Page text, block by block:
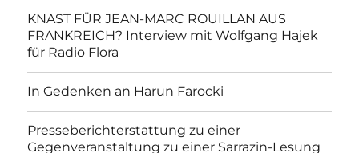
KNAST FÜR JEAN-MARC ROUILLAN AUS
FRANKREICH? Interview mit Wolfgang Hajek
für Radio Flora
In Gedenken an Harun Farocki
Presseberichterstattung zu einer
Gegenveranstaltung zu einer Sarrazin-Lesung